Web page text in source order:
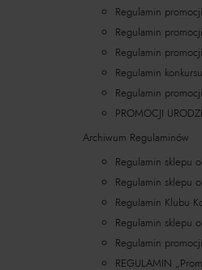
Regulamin
Regulamin
Regulamin
Regulamin
Regulamin
PROMOCJI
Archiwum Regulaminów
Regulamin sklepu
Regulamin sklepu
Regulamin Klubu
Regulamin sklepu
Regulamin
REGULAMIN